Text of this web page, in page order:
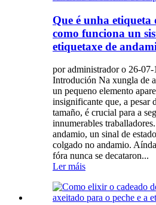
Que é unha etiqueta
como funciona un
etiquetaxe de
por administrador o 26-07-
Introdución Na xungla de
un pequeno elemento
insignificante que, a pesar
tamaño, é crucial para a
innumerables
andamio, un sinal de
colgado no andamio.
fóra nunca se decataron...
Ler máis